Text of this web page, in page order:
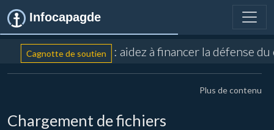
Infocapagde
Cagnotte de soutien : aidez à financer la défense
Plus de contenu
Chargement de fichiers